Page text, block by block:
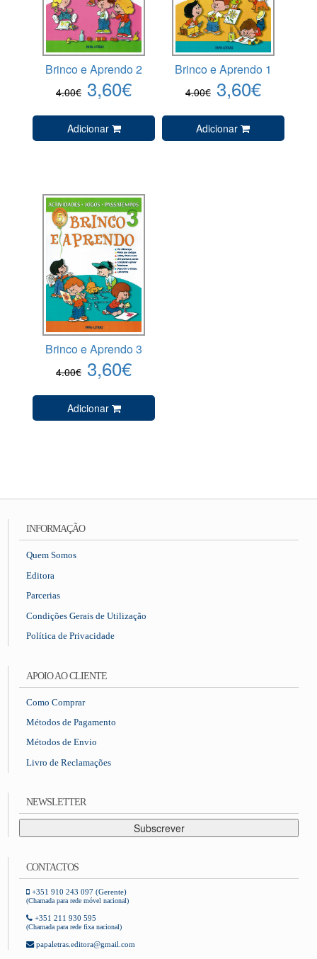
Brinco e Aprendo 2
4.00€ 3,60€
Adicionar
Brinco e Aprendo 1
4.00€ 3,60€
Adicionar
Brinco e Aprendo 3
4.00€ 3,60€
Adicionar
INFORMAÇÃO
Quem Somos
Editora
Parcerias
Condições Gerais de Utilização
Política de Privacidade
APOIO AO CLIENTE
Como Comprar
Métodos de Pagamento
Métodos de Envio
Livro de Reclamações
NEWSLETTER
Subscrever
CONTACTOS
+351 910 243 097 (Gerente)
(Chamada para rede móvel nacional)
+351 211 930 595
(Chamada para rede fixa nacional)
papaletras.editora@gmail.com